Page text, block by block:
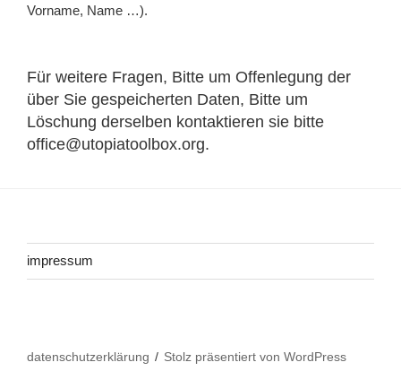
Vorname, Name …).
Für weitere Fragen, Bitte um Offenlegung der
über Sie gespeicherten Daten, Bitte um
Löschung derselben kontaktieren sie bitte
office@utopiatoolbox.org.
impressum
datenschutzerklärung Stolz präsentiert von WordPress